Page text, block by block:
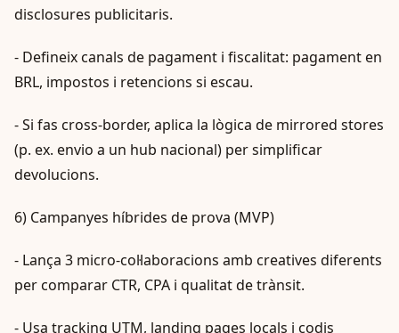
disclosures publicitaris.
- Defineix canals de pagament i fiscalitat: pagament en
BRL, impostos i retencions si escau.
- Si fas cross‑border, aplica la lògica de mirrored stores
(p. ex. envio a un hub nacional) per simplificar
devolucions.
6) Campanyes híbrides de prova (MVP)
- Lança 3 micro‑col·laboracions amb creatives diferents
per comparar CTR, CPA i qualitat de trànsit.
- Usa tracking UTM, landing pages locals i codis